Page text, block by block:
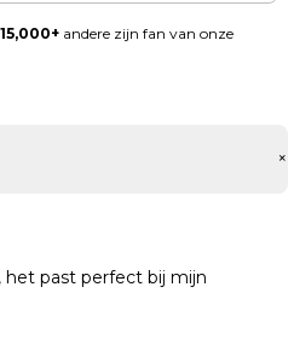
15,000+ andere zijn fan van onze
+
past perfect bij mijn